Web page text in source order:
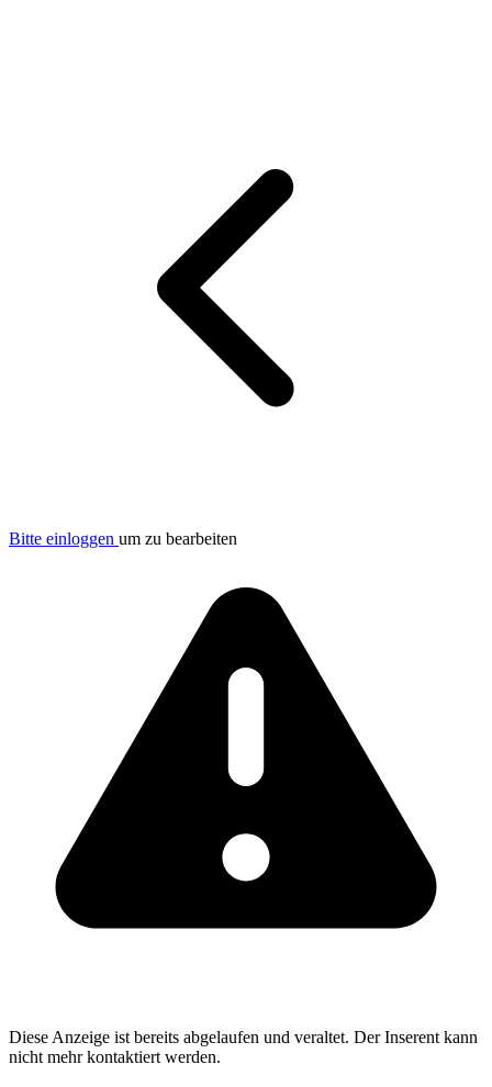
Bitte einloggen um zu bearbeiten
Diese Anzeige ist bereits abgelaufen und veraltet. Der Inserent kann
nicht mehr kontaktiert werden.